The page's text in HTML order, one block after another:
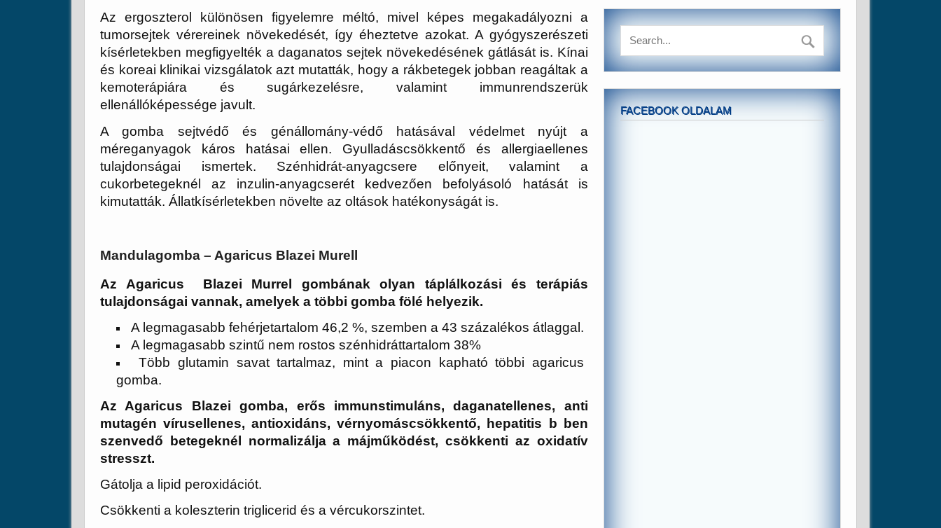
Az ergoszterol különösen figyelemre méltó, mivel képes megakadályozni a
tumorsejtek vérereinek növekedését, így éheztetve azokat. A gyógyszerészeti
kísérletekben megfigyelték a daganatos sejtek növekedésének gátlását is. Kínai
és koreai klinikai vizsgálatok azt mutatták, hogy a rákbetegek jobban reagáltak a
kemoterápiára és sugárkezelésre, valamint immunrendszerük
ellenállóképessége javult.
A gomba sejtvédő és génállomány-védő hatásával védelmet nyújt a
méreganyagok káros hatásai ellen. Gyulladáscsökkentő és allergiaellenes
tulajdonságai ismertek. Szénhidrát-anyagcsere előnyeit, valamint a
cukorbetegeknél az inzulin-anyagcserét kedvezően befolyásoló hatását is
kimutatták. Állatkísérletekben növelte az oltások hatékonyságát is.
Mandulagomba – Agaricus Blazei Murell
Az Agaricus Blazei Murrel gombának olyan táplálkozási és terápiás
tulajdonságai vannak, amelyek a többi gomba fölé helyezik.
A legmagasabb fehérjetartalom 46,2 %, szemben a 43 százalékos átlaggal.
A legmagasabb szintű nem rostos szénhidráttartalom 38%
Több glutamin savat tartalmaz, mint a piacon kapható többi agaricus
gomba.
Az Agaricus Blazei gomba, erős immunstimuláns, daganatellenes, anti
mutagén vírusellenes, antioxidáns, vérnyomáscsökkentő, hepatitis b ben
szenvedő betegeknél normalizálja a májműködést, csökkenti az oxidatív
stresszt.
Gátolja a lipid peroxidációt.
Csökkenti a koleszterin triglicerid és a vércukorszintet.
FACEBOOK OLDALAM